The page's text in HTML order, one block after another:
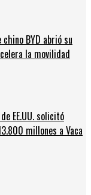
BYD abrió su
la movilidad
EE.UU. solicitó
millones a Vaca